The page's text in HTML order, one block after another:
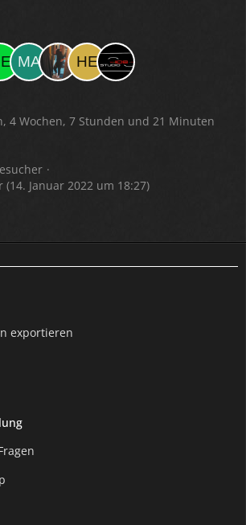
4 Wochen, 7 Stunden und 21 Minuten
(14. Januar 2022 um 18:27)
exportieren